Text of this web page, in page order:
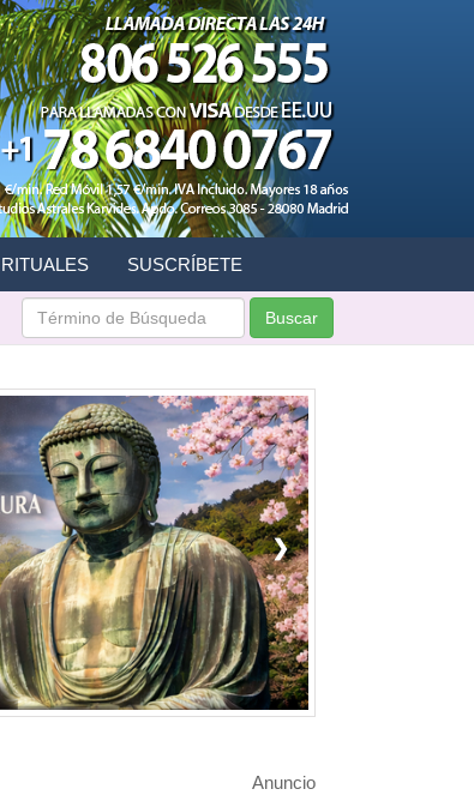
SUSCRÍBETE
Buscar
❯
Anuncio